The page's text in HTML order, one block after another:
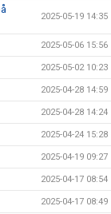
2025-05-19 14:35
2025-05-06 15:56
2025-05-02 10:23
2025-04-28 14:59
2025-04-28 14:24
2025-04-24 15:28
2025-04-19 09:27
2025-04-17 08:54
2025-04-17 08:49